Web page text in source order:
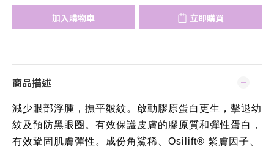
加入購物車 立即購買
商品描述
減少眼部浮腫，撫平皺紋。啟動膠原蛋白更生，擊退幼
紋及預防黑眼圈。有效保護皮膚的膠原質和彈性蛋白，
有效鞏固肌膚彈性。成份角鯊稀、Osilift® 緊膚因子、